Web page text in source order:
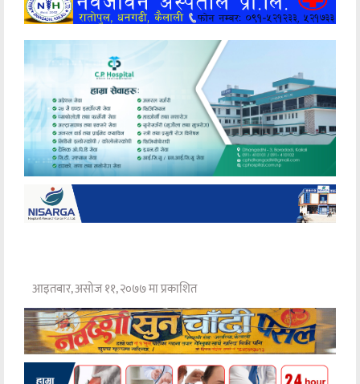
मनोरञ्जन
अन्य
आइतबार, असोज ११, २०७७ मा प्रकाशित